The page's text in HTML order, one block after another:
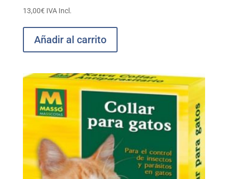
13,00€ IVA Incl.
Añadir al carrito